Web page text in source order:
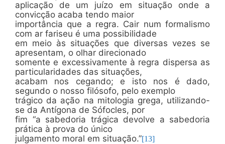
aplicação de um juízo em situação onde a
convicção acaba tendo maior
importância que a regra. Cair num formalismo
com ar fariseu é uma possibilidade
em meio às situações que diversas vezes se
apresentam, o olhar direcionado
somente e excessivamente à regra dispersa as
particularidades das situações,
acabam nos cegando; e isto nos é dado,
segundo o nosso filósofo, pelo exemplo
trágico da ação na mitologia grega, utilizando-
se da Antígona de Sófocles, por
fim “a sabedoria trágica devolve a sabedoria
prática à prova do único
julgamento moral em situação.”[13]